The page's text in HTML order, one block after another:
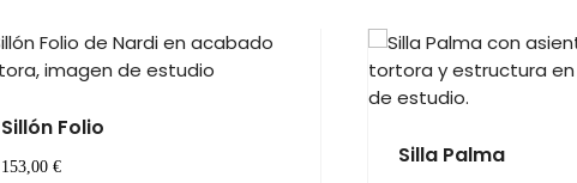
Sillón Folio
153,00 € Silla Palma